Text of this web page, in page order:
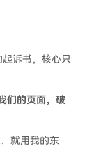
诉书，核心只
们的页面，破
就用我的东